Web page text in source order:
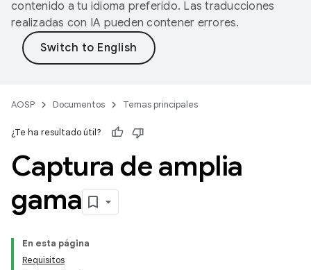
contenido a tu idioma preferido. Las traducciones
realizadas con IA pueden contener errores.
AOSP Documentos Temas principales
¿Te ha resultado útil?
Captura de amplia
gama
En esta página
Requisitos